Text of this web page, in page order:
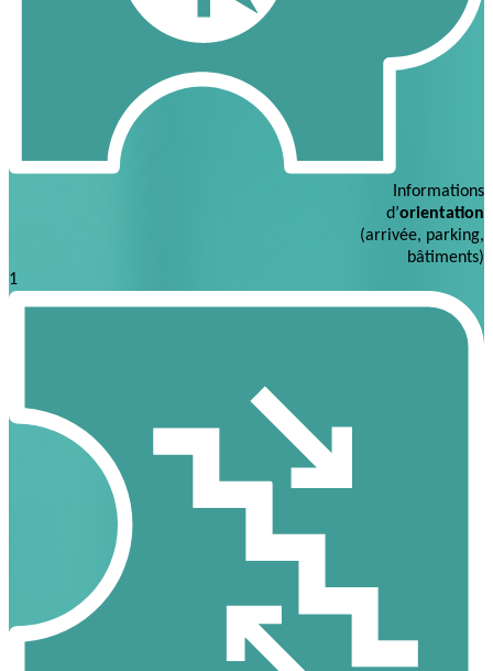
Informations
d’orientation
(arrivée, parking,
bâtiments)
1